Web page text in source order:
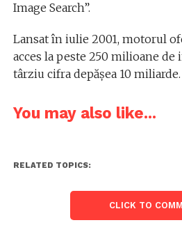
Image Search”.
Lansat în iulie 2001, motorul
acces la peste 250 milioane de
târziu cifra depășea 10 miliarde.
You may also like...
RELATED TOPICS:
CLICK TO